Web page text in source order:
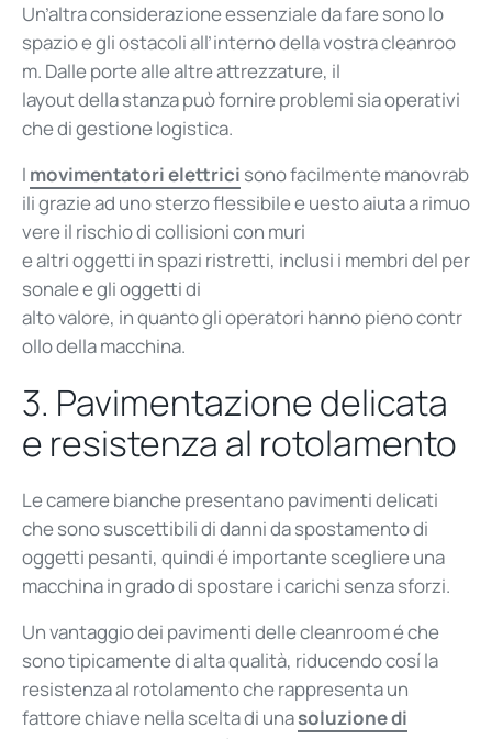
Un’altraconsiderazioneessenzialeda fare sono lo
spazioegliostacoliall’internodellavostracleanroo
m. Dalleporteallealtreattrezzature, il
layoutdellastanzapuòfornireproblemi siaoperativi
chedigestione logistica.
I movimentatorielettrici sonofacilmentemanovrab
iligraziead unosterzoflessibileeuestoaiutaarimuo
vereil rischiodicollisionicon muri
ealtrioggetti in spazi ristretti, inclusi i membridel per
sonaleeglioggettidi
altovalore, inquantoglioperatori hannopienocontr
ollodellamacchina.
3. Pavimentazione delicata
e resistenza al rotolamento
Le camere bianche presentano pavimenti delicati
che sono suscettibili di danni da spostamento di
oggetti pesanti, quindiéimportante scegliere una
macchina in grado di spostare i carichi senza sforzi.
Un vantaggio dei pavimenti delle cleanrooméche
sono tipicamente di alta qualità, riducendo cosí la
resistenza al rotolamento che rappresenta un
fattore chiave nella scelta di unasoluzione di